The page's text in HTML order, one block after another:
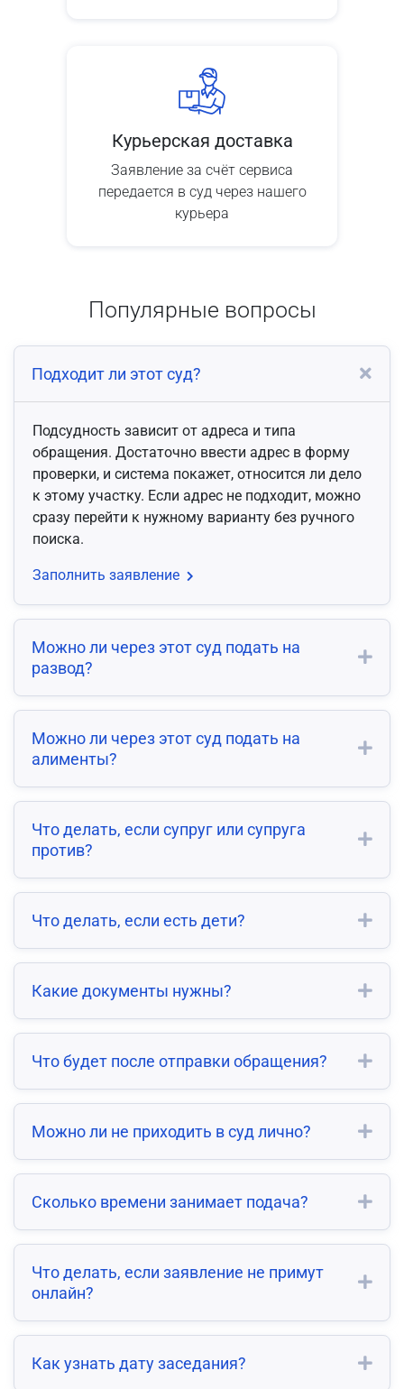
Курьерская доставка
Заявление за счёт сервиса
передается в суд через нашего
курьера
Популярные вопросы
Подходит ли этот суд?
Подсудность зависит от адреса и типа
обращения. Достаточно ввести адрес в форму
проверки, и система покажет, относится ли дело
к этому участку. Если адрес не подходит, можно
сразу перейти к нужному варианту без ручного
поиска.
Заполнить заявление
Можно ли через этот суд подать на
развод?
Можно ли через этот суд подать на
алименты?
Что делать, если супруг или супруга
против?
Что делать, если есть дети?
Какие документы нужны?
Что будет после отправки обращения?
Можно ли не приходить в суд лично?
Сколько времени занимает подача?
Что делать, если заявление не примут
онлайн?
Как узнать дату заседания?